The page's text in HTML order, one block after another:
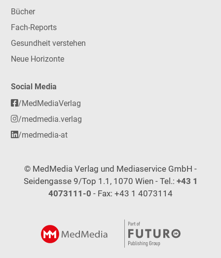
Bücher
Fach-Reports
Gesundheit verstehen
Neue Horizonte
Social Media
/MedMediaVerlag
/medmedia.verlag
/medmedia-at
© MedMedia Verlag und Mediaservice GmbH -
Seidengasse 9/Top 1.1, 1070 Wien - Tel.: +43 1
4073111-0 - Fax: +43 1 4073114